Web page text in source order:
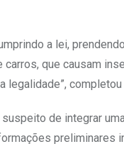
a lei,
que causam
completou
de integrar
preliminares